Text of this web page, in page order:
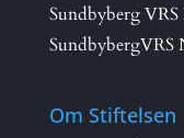
Sundbyberg
SundbybergVRS
Om Stiftelsen